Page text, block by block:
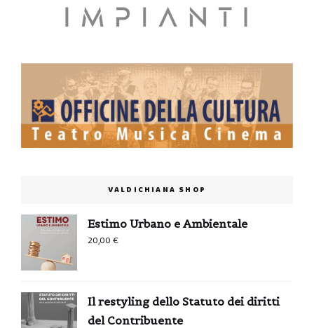
VALDICHIANA SHOP
Estimo Urbano e Ambientale
20,00€
Il restyling dello Statuto dei diritti
del Contribuente